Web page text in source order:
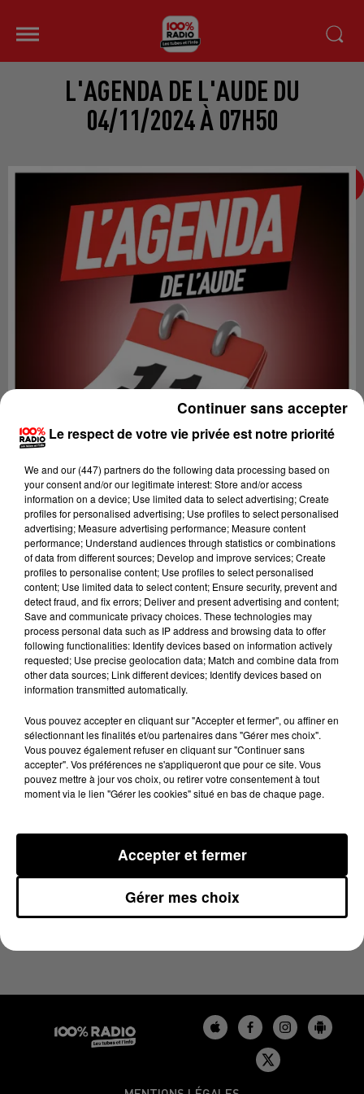
L'AGENDA DE L'AUDE DU
04/11/2024 À 07H50
Lecture (1 min 14 sec)
100%
4 novembre 2024 - 1 min 14 sec
L'AGENDA DE L'AUDE DU 04/11/2024 À 07H50
Le respect de votre vie privée est notre priorité
We and our (447) partnersdo the following data processing based on
your consent and/or our legitimate interest: Store and/or access
information on a device; Use limited data to select advertising; Create
profiles for personalised advertising; Use profiles to select personalised
advertising; Measure advertising performance; Measure content
performance; Understand audiences through statistics or combinations
of data from different sources; Develop and improve services; Create
profiles to personalise content; Use profiles to select personalised
content; Use limited data to select content; Ensure security, prevent and
detect fraud, and fix errors; Deliver and present advertising and content;
Save and communicate privacy choices. These technologies may
process personal data such as IP address and browsing data to offer
following functionalities: Identify devices based on information actively
requested; Use precise geolocation data; Match and combine data from
other data sources; Link different devices; Identify devices based on
information transmitted automatically.
Vous pouvez accepter en cliquant sur "Accepter et fermer", ou affiner en
sélectionnant les finalités et/ou partenaires dans "Gérer mes choix".
Vous pouvez également refuser en cliquant sur "Continuer sans
accepter". Vos préférences ne s'appliqueront que pour ce site. Vous
pouvez mettre à jour vos choix, ou retirer votre consentement à tout
moment via le lien "Gérer les cookies" situé en bas de chaque page.
Gérer mes choix
Accepter et fermer
Continuer sans accepter